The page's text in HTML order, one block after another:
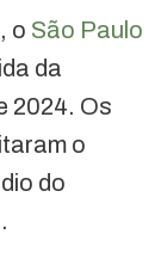
o São Paulo
da
2024. Os
o
do